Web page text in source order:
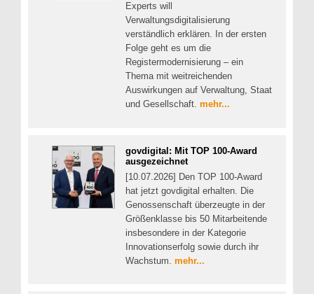
Experts will
Verwaltungsdigitalisierung
verständlich erklären. In der ersten
Folge geht es um die
Registermodernisierung – ein
Thema mit weitreichenden
Auswirkungen auf Verwaltung, Staat
und Gesellschaft. mehr...
govdigital: Mit TOP 100-Award
ausgezeichnet
[10.07.2026] Den TOP 100-Award
hat jetzt govdigital erhalten. Die
Genossenschaft überzeugte in der
Größenklasse bis 50 Mitarbeitende
insbesondere in der Kategorie
Innovationserfolg sowie durch ihr
Wachstum. mehr...